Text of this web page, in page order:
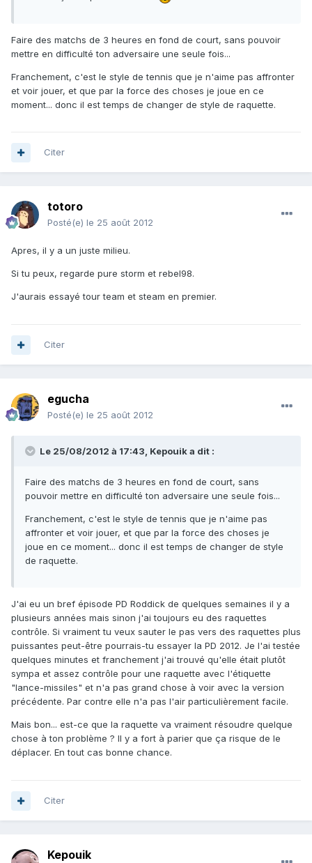
Faire des matchs de 3 heures en fond de court, sans pouvoir
mettre en difficulté ton adversaire une seule fois...
Franchement, c'est le style de tennis que je n'aime pas affronter
et voir jouer, et que par la force des choses je joue en ce
moment... donc il est temps de changer de style de raquette.
Citer
totoro
Posté(e) le 25 août 2012
Apres, il y a un juste milieu.
Si tu peux, regarde pure storm et rebel98.
J'aurais essayé tour team et steam en premier.
Citer
egucha
Posté(e) le 25 août 2012
Le 25/08/2012 à 17:43, Kepouik a dit :
Faire des matchs de 3 heures en fond de court, sans
pouvoir mettre en difficulté ton adversaire une seule fois...
Franchement, c'est le style de tennis que je n'aime pas
affronter et voir jouer, et que par la force des choses je
joue en ce moment... donc il est temps de changer de style
de raquette.
J'ai eu un bref épisode PD Roddick de quelques semaines il y a
plusieurs années mais sinon j'ai toujours eu des raquettes
contrôle. Si vraiment tu veux sauter le pas vers des raquettes plus
puissantes peut-être pourrais-tu essayer la PD 2012. Je l'ai testée
quelques minutes et franchement j'ai trouvé qu'elle était plutôt
sympa et assez contrôle pour une raquette avec l'étiquette
"lance-missiles" et n'a pas grand chose à voir avec la version
précédente. Par contre elle n'a pas l'air particulièrement facile.
Mais bon... est-ce que la raquette va vraiment résoudre quelque
chose à ton problème ? Il y a fort à parier que ça risque de le
déplacer. En tout cas bonne chance.
Citer
Kepouik